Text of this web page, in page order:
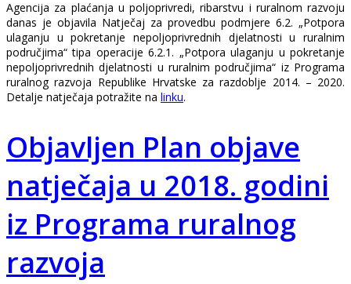
Agencija za plaćanja u poljoprivredi, ribarstvu i ruralnom razvoju
danas je objavila Natječaj za provedbu podmjere 6.2. „Potpora
ulaganju u pokretanje nepoljoprivrednih djelatnosti u ruralnim
područjima“ tipa operacije 6.2.1. „Potpora ulaganju u pokretanje
nepoljoprivrednih djelatnosti u ruralnim područjima“ iz Programa
ruralnog razvoja Republike Hrvatske za razdoblje 2014. – 2020.
Detalje natječaja potražite na linku.
Objavljen Plan objave
natječaja u 2018. godini
iz Programa ruralnog
razvoja